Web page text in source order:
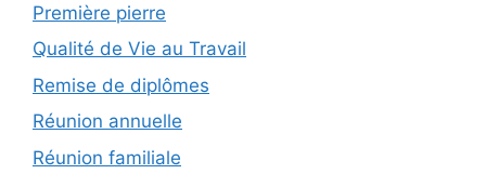
Première pierre
Qualité de Vie au Travail
Remise de diplômes
Réunion annuelle
Réunion familiale